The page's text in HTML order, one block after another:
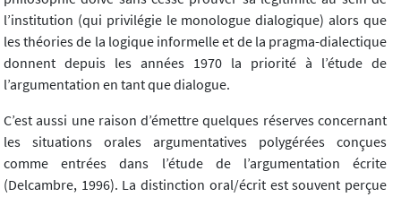
l’institution (qui privilégie le monologue dialogique) alors que
les théories de la logique informelle et de la pragma-dialectique
donnent depuis les années 1970 la priorité à l’étude de
l’argumentation en tant que dialogue.
C’est aussi une raison d’émettre quelques réserves concernant
les situations orales argumentatives polygérées conçues
comme entrées dans l’étude de l’argumentation écrite
(Delcambre, 1996). La distinction oral/écrit est souvent perçue